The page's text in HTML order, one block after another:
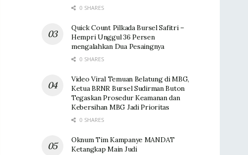
0 SHARES
Quick Count Pilkada Bursel Safitri –
Hempri Unggul 36 Persen
mengalahkan Dua Pesaingnya
0 SHARES
Video Viral Temuan Belatung di MBG,
Ketua BRNR Bursel Sudirman Buton
Tegaskan Prosedur Keamanan dan
Kebersihan MBG Jadi Prioritas
0 SHARES
Oknum Tim Kampanye MANDAT
Ketangkap Main Judi